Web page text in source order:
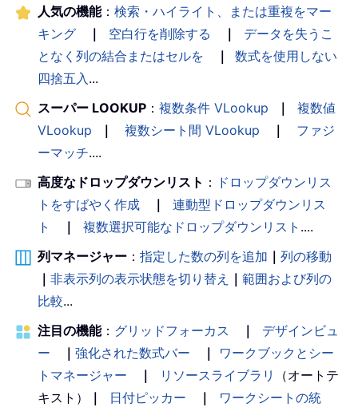
人気の機能： 検索・ハイライト、または重複をマー
キング
｜ 空白行を削除する ｜
データを失うこ
となく列の結合またはセルを
｜
数式を使用しない
四捨五入...
スーパー LOOKUP ： 複数条件 VLookup ｜
複数値
VLookup
｜ 複数シート間 VLookup ｜
ファジ
ーマッチ....
高度なドロップダウンリスト ： ドロップダウンリス
トをすばやく作成
｜
連動型ドロップダウンリス
ト
｜ 複数選択可能なドロップダウンリスト ....
列マネージャー ： 指定した数の列を追加 ｜ 列の移動
｜ 非表示列の表示状態を切り替え ｜ 範囲および列の
比較...
注目の機能： グリッドフォーカス ｜
デザインビュ
ー
｜ 強化された数式バー ｜
ワークブックとシー
トマネージャー
｜ リソースライブラリ
（オートテ
キスト）
｜ 日付ピッカー ｜
ワークシートの統